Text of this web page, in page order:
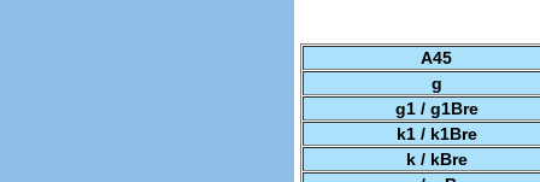
A45
g
g1 / g1Bre
k1 / k1Bre
k / kBre